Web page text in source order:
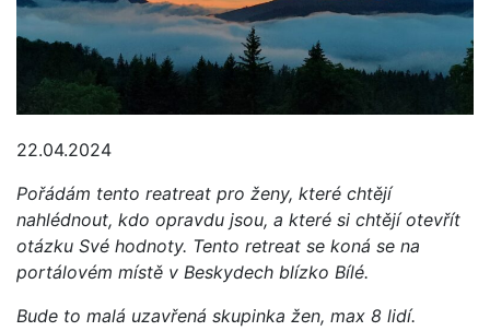
22.04.2024
Pořádám tento reatreat pro ženy, které chtějí
nahlédnout, kdo opravdu jsou, a které si chtějí otevřít
otázku Své hodnoty. Tento retreat se koná se na
portálovém místě v Beskydech blízko Bílé.
Bude to malá uzavřená skupinka žen, max 8 lidí.